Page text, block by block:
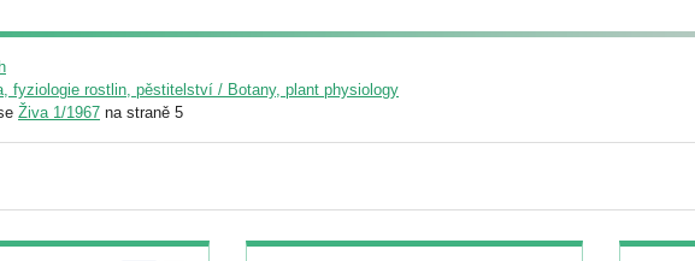
fyziologie rostlin, pěstitelství / Botany, plant physiology
Živa 1/1967 na straně 5